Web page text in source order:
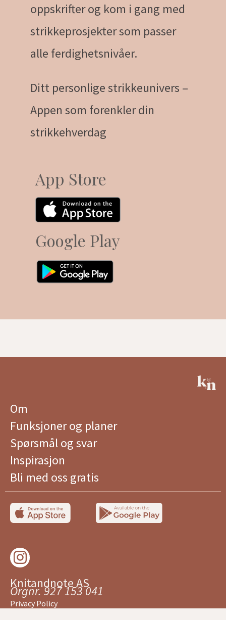
oppskrifter og kom i gang med
strikkeprosjekter som passer
alle ferdighetsnivåer.
Ditt personlige strikkeunivers –
Appen som forenkler din
strikkehverdag
App Store
Google Play
Om
Funksjoner og planer
Spørsmål og svar
Inspirasjon
Bli med oss ​​gratis
Knitandnote AS
Orgnr. 927 153 041
Privacy Policy
Copyright © 2022 Knitandnote AS